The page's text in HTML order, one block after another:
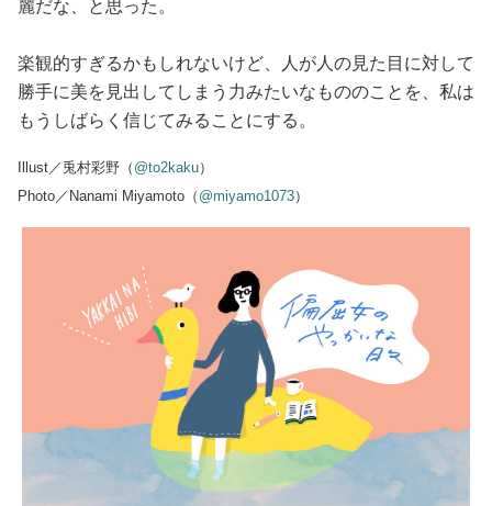
麗だな、と思った。
楽観的すぎるかもしれないけど、人が人の見た目に対して
勝手に美を見出してしまう力みたいなもののことを、私は
もうしばらく信じてみることにする。
Illust／兎村彩野（ @to2kaku）
Photo／Nanami Miyamoto（ @miyamo1073）